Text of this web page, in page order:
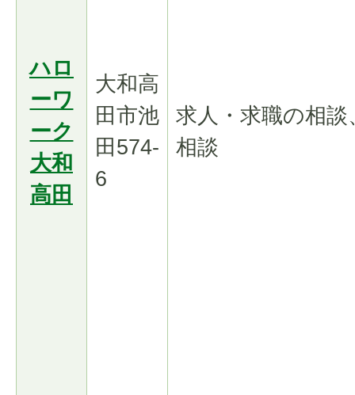
ハロ
ーワ
ーク
大和
高田
大和高
田市池
田574-
6
求人・求職の相
相談